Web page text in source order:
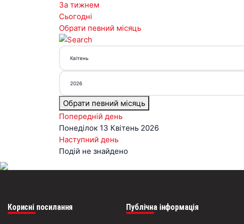
За тижнем
Сьогодні
Обрати певний місяць
Обрати певний місяць
Попередній день
Понеділок 13 Квітень 2026
Наступний день
Подій не знайдено
Корисні посилання Публічна інформація